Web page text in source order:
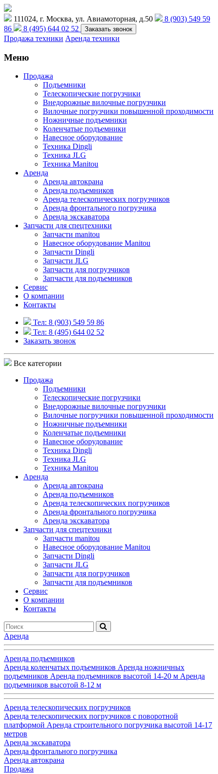
111024, г. Москва, ул. Авиамоторная, д.50
8 (903) 549 59
86
8 (495) 644 02 52 Заказать звонок
Продажа техники Аренда техники
Меню
Продажа
Подъемники
Телескопические погрузчики
Внедорожные вилочные погрузчики
Вилочные погрузчики повышенной проходимости
Ножничные подъемники
Коленчатые подъемники
Навесное оборудование
Техника Dingli
Техника JLG
Техника Manitou
Аренда
Аренда автокрана
Аренда подъемников
Аренда телескопических погрузчиков
Аренда фронтального погрузчика
Аренда экскаватора
Запчасти для спецтехники
Запчасти manitou
Навесное оборудование Manitou
Запчасти Dingli
Запчасти JLG
Запчасти для погрузчиков
Запчасти для подъемников
Cервис
О компании
Контакты
Тел: 8 (903) 549 59 86
Тел: 8 (495) 644 02 52
Заказать звонок
Все категории
Продажа
Подъемники
Телескопические погрузчики
Внедорожные вилочные погрузчики
Вилочные погрузчики повышенной проходимости
Ножничные подъемники
Коленчатые подъемники
Навесное оборудование
Техника Dingli
Техника JLG
Техника Manitou
Аренда
Аренда автокрана
Аренда подъемников
Аренда телескопических погрузчиков
Аренда фронтального погрузчика
Аренда экскаватора
Запчасти для спецтехники
Запчасти manitou
Навесное оборудование Manitou
Запчасти Dingli
Запчасти JLG
Запчасти для погрузчиков
Запчасти для подъемников
Cервис
О компании
Контакты
Аренда
Аренда подъемников
Аренда коленчатых подъемников Аренда ножничных
подъемников Аренда подъемников высотой 14-20 м Аренда
подъемников высотой 8-12 м
Аренда телескопических погрузчиков
Аренда телескопических погрузчиков с поворотной
платформой Аренда строительного погрузчика высотой 14-17
метров
Аренда экскаватора
Аренда фронтального погрузчика
Аренда автокрана
Продажа